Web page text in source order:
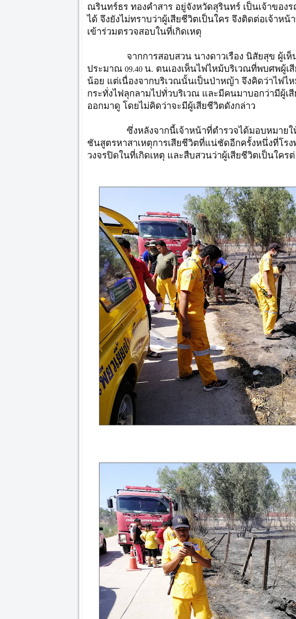
ณรินทร์ธร ทองคำสาร อยู่จังหวัดสุรินทร์ เป็นเจ้าของ
ได้ จึงยังไม่ทราบว่าผู้เสียชีวิตเป็นใคร จึงติดต่อเจ้าห
เข้าร่วมตรวจสอบในที่เกิดเหตุ
จากการสอบสวน นางดาวเรือง นิสัยสุข ผู้เห็นเ
ประมาณ 09.40 น. ตนเองเห็นไฟไหม้บริเวณที่พบศพผู้
น้อย แต่เนื่องจากบริเวณนั้นเป็นป่าหญ้า จึงคิดว่าไฟไ
กระทั่งไฟลุกลามไปทั่วบริเวณ และมีคนมาบอกว่ามีผู้เ
ออกมาดู โดยไม่คิดว่าจะมีผู้เสียชีวิตดังกล่าว
ซึ่งหลังจากนี้เจ้าหน้าที่ตำรวจได้มอบหมายให้เ
ชันสูตรหาสาเหตุการเสียชีวิตที่แน่ชัดอีกครั้งหนึ่งที่โร
วงจรปิดในที่เกิดเหตุ และสืบสวนว่าผู้เสียชีวิตเป็นใคร